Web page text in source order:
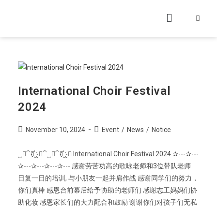
International Choir Festival
2024
November 10, 2024 Event / News / Notice
‿➹⁀☆҉‿➹⁀‿➹⁀☆҉‿➹ International Choir Festival 2024 ✰---✰---
✰---✰---✰---✰--- 感谢劳苦功高的歌咏老师和3位带队老师
日复一日的培训, 与小朋友一起并肩作战 感谢同学们的努力，
你们真棒 感恩台前幕后给予协助的老师们 感谢志工妈妈们协
助化妆 感恩家长们的大力配合和鼓励 谢谢你们对孩子们无私